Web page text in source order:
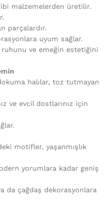
malzemelerden üretilir.
parçalardır.
uyum sağlar.
ruhunu ve emeğin estetiğini
halılar, toz tutmayan
ve evcil dostlarınız için
motifler, yaşanmışlık
yorumlara kadar geniş
da çağdaş dekorasyonlara